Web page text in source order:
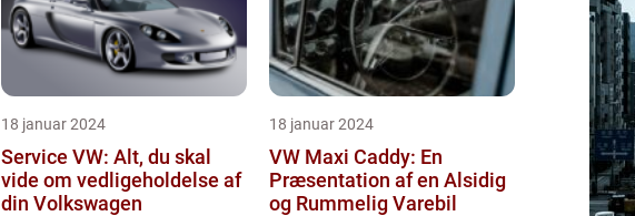
18 januar 2024
Service VW: Alt, du skal
vide om vedligeholdelse af
din Volkswagen
18 januar 2024
VW Maxi Caddy: En
Præsentation af en Alsidig
og Rummelig Varebil